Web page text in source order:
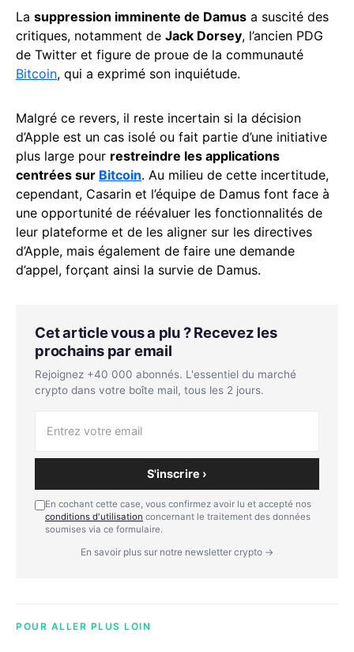
La suppression imminente de Damus a suscité des
critiques, notamment de Jack Dorsey, l’ancien PDG
de Twitter et figure de proue de la communauté
Bitcoin, qui a exprimé son inquiétude.
Malgré ce revers, il reste incertain si la décision
d’Apple est un cas isolé ou fait partie d’une initiative
plus large pour restreindre les applications
centrées sur Bitcoin. Au milieu de cette incertitude,
cependant, Casarin et l’équipe de Damus font face à
une opportunité de réévaluer les fonctionnalités de
leur plateforme et de les aligner sur les directives
d’Apple, mais également de faire une demande
d’appel, forçant ainsi la survie de Damus.
Cet article vous a plu ? Recevez les
prochains par email
Rejoignez +40 000 abonnés. L'essentiel du marché
crypto dans votre boîte mail, tous les 2 jours.
S'inscrire ›
En cochant cette case, vous confirmez avoir lu et accepté nos
conditions d'utilisation concernant le traitement des données
soumises via ce formulaire.
En savoir plus sur notre newsletter crypto →
POUR ALLER PLUS LOIN